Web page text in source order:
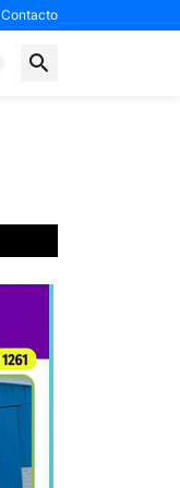
Contacto